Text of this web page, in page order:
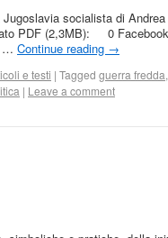
socialista di
PDF (2,3MB): 0
… Continue reading →
e testi | Tagged guerra fredda,
| Leave a comment